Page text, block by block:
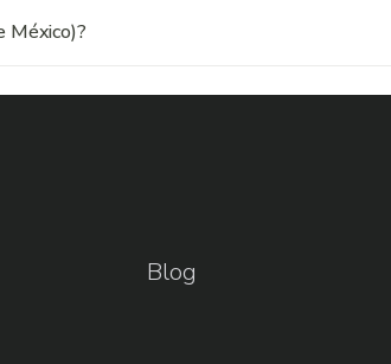
México)?
Blog